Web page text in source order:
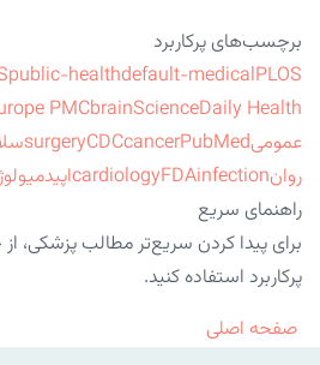
برچسب‌های پرکاربرد
public-healthdefault-medicalPLOS
PMCbrainScienceDaily Health
عمومی
surgeryCDCcancerPubMed
روان
cardiologyFDAinfection
راهنمای سریع
برای پیدا کردن سریع‌تر مطالب پزشکی،
پرکاربرد استفاده کنید.
صفحه اصلی